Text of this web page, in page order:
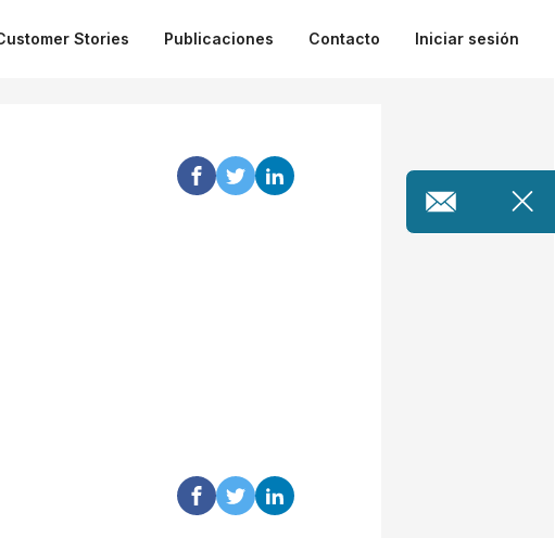
Stories Publicaciones Contacto Iniciar sesión